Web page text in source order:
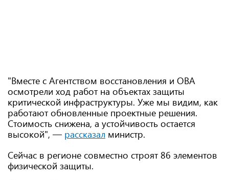
"Вместе с Агентством восстановления и ОВА
осмотрели ход работ на объектах защиты
критической инфраструктуры. Уже мы видим, как
работают обновленные проектные решения.
Стоимость снижена, а устойчивость остается
высокой", — рассказал министр.
Сейчас в регионе совместно строят 86 элементов
физической защиты.